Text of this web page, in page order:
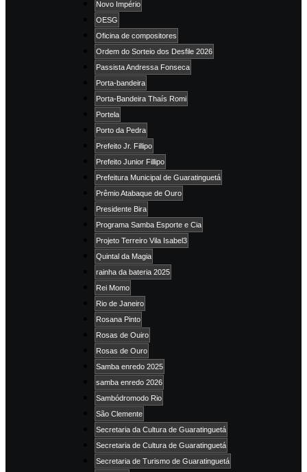
Novo Império
OESG
Oficina de compositores
Ordem do Sorteio dos Desfile 2026
Passista Andressa Fonseca
Porta-bandeira
Porta-Bandeira Thaís Romi
Portela
Porto da Pedra
Prefeito Jr. Fillipo
Prefeito Junior Fillipo
Prefeitura Municipal de Guaratinguetá
Prêmio Atabaque de Ouro
Presidente Bira
Programa Samba Esporte e Cia
Projeto Terreiro Vila Isabel3
Quintal da Magia
rainha da bateria 2025
Rei Momo
Rio de Janeiro
Rosana Pinto
Rosas de Ouiro
Rosas de Ouro
Samba enredo 2025
samba enredo 2026
Sambódromodo Rio
São Clemente
Secretaria da Cultura de Guaratinguetá
Secretaria de Cultura de Guaratinguetá
Secretaria de Turismo de Guaratinguetá